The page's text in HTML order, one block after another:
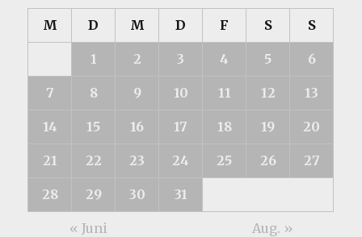
M D M D F S S
1 2 3 4 5 6
7 8 9 10 11 12 13
14 15 16 17 18 19 20
21 22 23 24 25 26 27
28 29 30 31
« Juni Aug. »